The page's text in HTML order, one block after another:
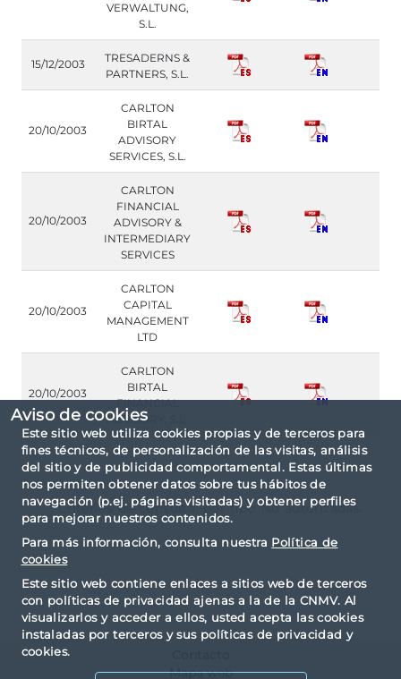
Aviso de cookies
Este sitio web utiliza cookies propias y de terceros para
fines técnicos, de personalización de las visitas, análisis
del sitio y de publicidad comportamental. Estas últimas
nos permiten obtener datos sobre tus hábitos de
navegación (p.ej. páginas visitadas) y obtener perfiles
para mejorar nuestros contenidos.
Para más información, consulta nuestra Política de
cookies
Este sitio web contiene enlaces a sitios web de terceros
con políticas de privacidad ajenas a la de la CNMV. Al
visualizarlos y acceder a ellos, usted acepta las cookies
instaladas por terceros y sus políticas de privacidad y
cookies.
VERWALTUNG,
S.L.
15/12/2003
TRESADERNS &
PARTNERS, S.L.
20/10/2003
CARLTON
BIRTAL
ADVISORY
SERVICES, S.L.
20/10/2003
CARLTON
FINANCIAL
ADVISORY &
INTERMEDIARY
SERVICES
20/10/2003
CARLTON
CAPITAL
MANAGEMENT
LTD
20/10/2003
CARLTON
BIRTAL
FINANCIAL
ADVISORY, S.L.
Criterios de consulta: por tipo No autorizadas.
Mapa web